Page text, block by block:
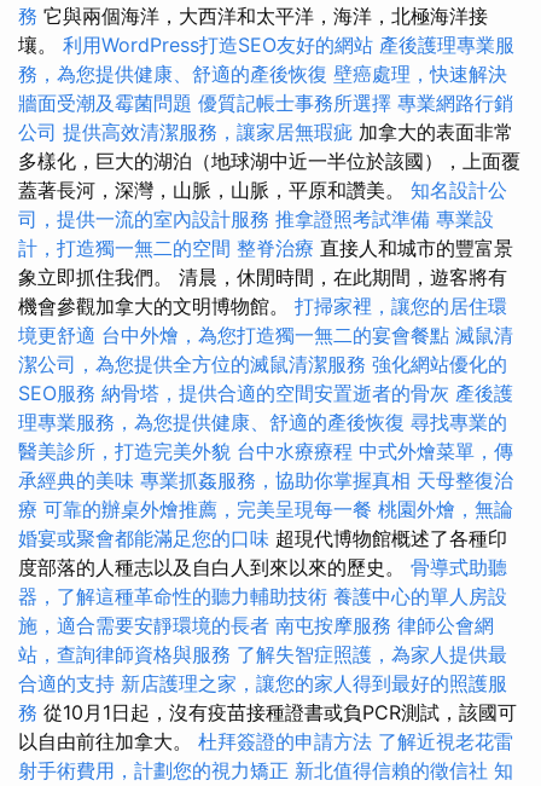
務 它與兩個海洋，大西洋和太平洋，海洋，北極海洋接
壤。 利用WordPress打造SEO友好的網站 產後護理專業服
務，為您提供健康、舒適的產後恢復 壁癌處理，快速解決
牆面受潮及霉菌問題 優質記帳士事務所選擇 專業網路行銷
公司 提供高效清潔服務，讓家居無瑕疵 加拿大的表面非常
多樣化，巨大的湖泊（地球湖中近一半位於該國），上面覆
蓋著長河，深灣，山脈，山脈，平原和讚美。 知名設計公
司，提供一流的室內設計服務 推拿證照考試準備 專業設
計，打造獨一無二的空間 整脊治療 直接人和城市的豐富景
象立即抓住我們。 清晨，休閒時間，在此期間，遊客將有
機會參觀加拿大的文明博物館。 打掃家裡，讓您的居住環
境更舒適 台中外燴，為您打造獨一無二的宴會餐點 滅鼠清
潔公司，為您提供全方位的滅鼠清潔服務 強化網站優化的
SEO服務 納骨塔，提供合適的空間安置逝者的骨灰 產後護
理專業服務，為您提供健康、舒適的產後恢復 尋找專業的
醫美診所，打造完美外貌 台中水療療程 中式外燴菜單，傳
承經典的美味 專業抓姦服務，協助你掌握真相 天母整復治
療 可靠的辦桌外燴推薦，完美呈現每一餐 桃園外燴，無論
婚宴或聚會都能滿足您的口味 超現代博物館概述了各種印
度部落的人種志以及自白人到來以來的歷史。 骨導式助聽
器，了解這種革命性的聽力輔助技術 養護中心的單人房設
施，適合需要安靜環境的長者 南屯按摩服務 律師公會網
站，查詢律師資格與服務 了解失智症照護，為家人提供最
合適的支持 新店護理之家，讓您的家人得到最好的照護服
務 從10月1日起，沒有疫苗接種證書或負PCR測試，該國可
以自由前往加拿大。 杜拜簽證的申請方法 了解近視老花雷
射手術費用，計劃您的視力矯正 新北值得信賴的徵信社 知